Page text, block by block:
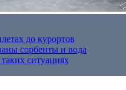
до курортов
сорбенты и вода
ситуациях